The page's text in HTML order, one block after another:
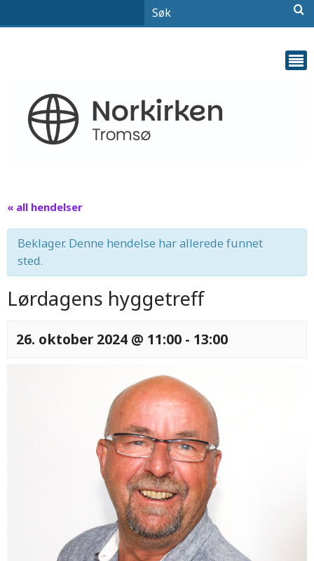
« all hendelser
Beklager. Denne hendelse har allerede funnet
sted.
Lørdagens hyggetreff
26. oktober 2024 @ 11:00 - 13:00